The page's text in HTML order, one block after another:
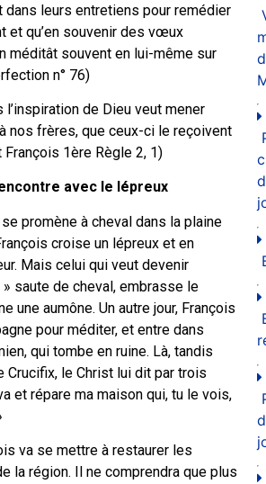
dans leurs entretiens pour remédier
et qu’en souvenir des vœux
méditât souvent en lui-même sur
n° 76)
l’inspiration de Dieu veut mener
nos frères, que ceux-ci le reçoivent
François 1ère Règle 2, 1)
avec le lépreux
se promène à cheval dans la plaine
croise un lépreux et en
Mais celui qui veut devenir
saute de cheval, embrasse le
une aumône. Un autre jour, François
pour méditer, et entre dans
qui tombe en ruine. Là, tandis
Crucifix, le Christ lui dit par trois
et répare ma maison qui, tu le vois,
va se mettre à restaurer les
la région. Il ne comprendra que plus